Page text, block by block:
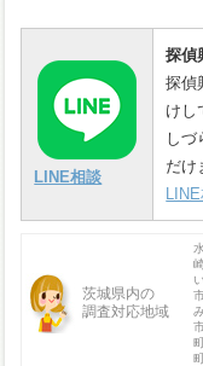
LINE相談
探偵
探偵
けし
しづ
だけ
茨城県内の
調査対応地域